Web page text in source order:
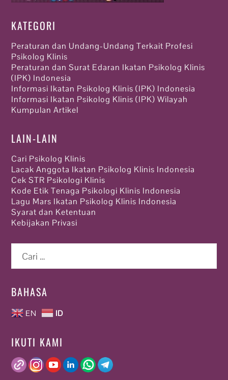
KATEGORI
Peraturan dan Undang-Undang Terkait Profesi
Psikolog Klinis
Peraturan dan Surat Edaran Ikatan Psikolog Klinis
(IPK) Indonesia
Informasi Ikatan Psikolog Klinis (IPK) Indonesia
Informasi Ikatan Psikolog Klinis (IPK) Wilayah
Kumpulan Artikel
LAIN-LAIN
Cari Psikolog Klinis
Lacak Anggota Ikatan Psikolog Klinis Indonesia
Cek STR Psikologi Klinis
Kode Etik Tenaga Psikologi Klinis Indonesia
Lagu Mars Ikatan Psikolog Klinis Indonesia
Syarat dan Ketentuan
Kebijakan Privasi
untuk:
BAHASA
EN ID
IKUTI KAMI